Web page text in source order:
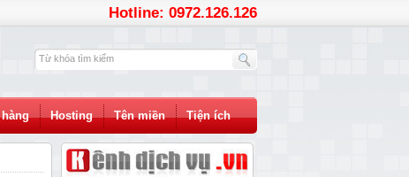
Hotline: 0972.126.126
Hosting Tên miền Tiện ích